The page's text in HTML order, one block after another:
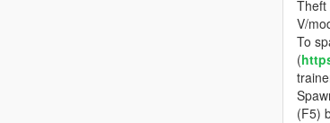
Theft
V/
To
(
(F5)